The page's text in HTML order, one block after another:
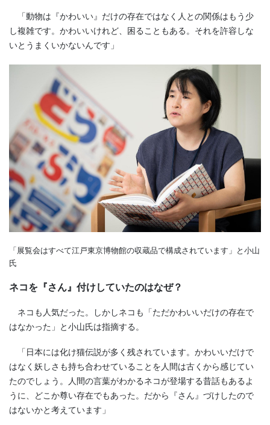
「動物は『かわいい』だけの存在ではなく人との関係はもう少
し複雑です。かわいいけれど、困ることもある。それを許容しな
いとうまくいかないんです」
「展覧会はすべて江戸東京博物館の収蔵品で構成されています」と小山
氏
ネコを『さん』付けしていたのはなぜ？
ネコも人気だった。しかしネコも「ただかわいいだけの存在で
はなかった」と小山氏は指摘する。
「日本には化け猫伝説が多く残されています。かわいいだけで
はなく妖しさも持ち合わせていることを人間は古くから感じてい
たのでしょう。人間の言葉がわかるネコが登場する昔話もあるよ
うに、どこか尊い存在でもあった。だから『さん』づけしたので
はないかと考えています」